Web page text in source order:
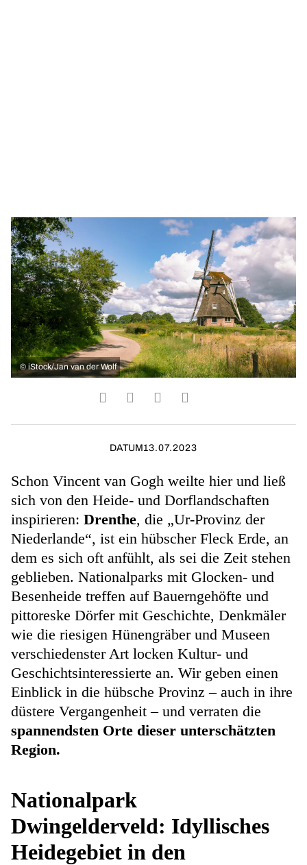
© iStock/Jan van der Wolf
DATUM13.07.2023
Schon Vincent van Gogh weilte hier und ließ
sich von den Heide- und Dorflandschaften
inspirieren: Drenthe, die „Ur-Provinz der
Niederlande“, ist ein hübscher Fleck Erde, an
dem es sich oft anfühlt, als sei die Zeit stehen
geblieben. Nationalparks mit Glocken- und
Besenheide treffen auf Bauerngehöfte und
pittoreske Dörfer mit Geschichte, Denkmäler
wie die riesigen Hünengräber und Museen
verschiedenster Art locken Kultur- und
Geschichtsinteressierte an. Wir geben einen
Einblick in die hübsche Provinz – auch in ihre
düstere Vergangenheit – und verraten die
spannendsten Orte dieser unterschätzten
Region.
Nationalpark
Dwingelderveld: Idyllisches
Heidegebiet in den